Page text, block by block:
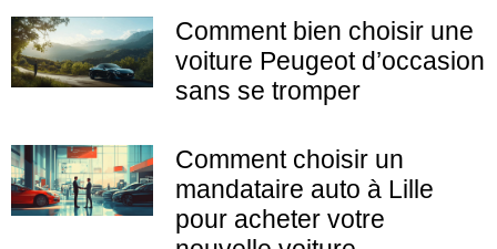
Comment bien choisir une
voiture Peugeot d’occasion
sans se tromper
Comment choisir un
mandataire auto à Lille
pour acheter votre